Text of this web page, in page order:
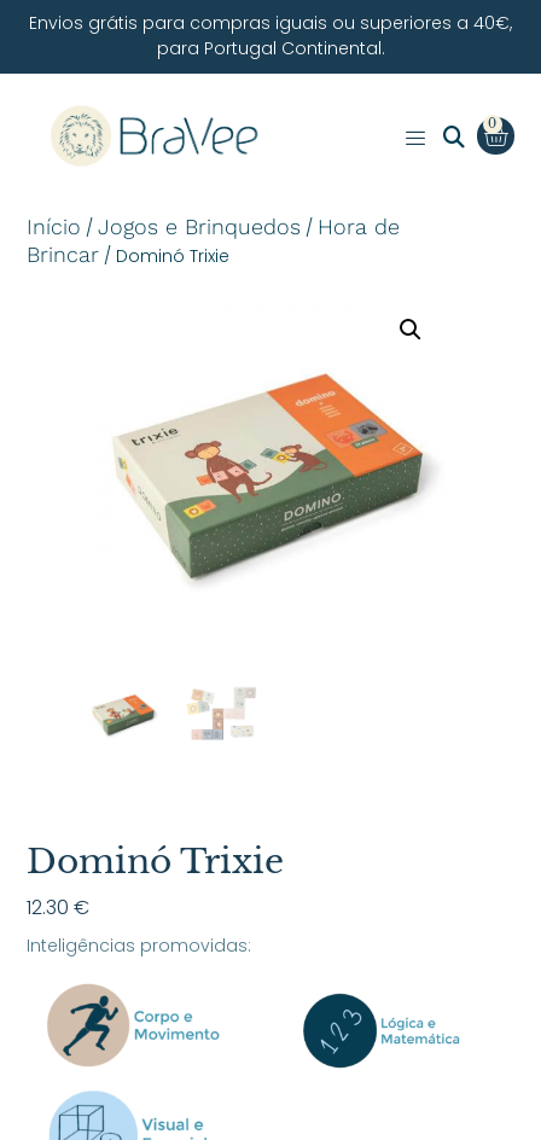
Envios grátis para compras iguais ou superiores a 40€,
para Portugal Continental.
0
Início /Jogos e Brinquedos / Hora de
Brincar / Dominó Trixie
Dominó Trixie
12.30€
Inteligências promovidas: